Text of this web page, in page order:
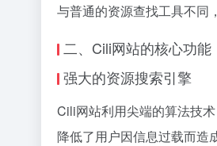
与普通的资源查找工具不同
二、Cili网站的核心功能
强大的资源搜索引擎
Cili网站利用尖端的算法技
降低了用户因信息过载而造